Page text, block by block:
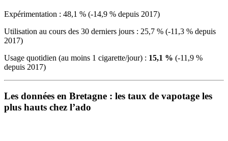
Expérimentation : 48,1 % (-14,9 % depuis 2017)
Utilisation au cours des 30 derniers jours : 25,7 % (-11,3 % depuis
2017)
Usage quotidien (au moins 1 cigarette/jour) : 15,1 % (-11,9 %
depuis 2017)
Les données en Bretagne : les taux de vapotage les
plus hauts chez l’ado